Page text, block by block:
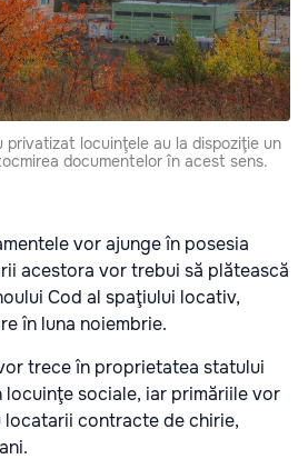
privatizat locuinţele au la dispoziţie un
documentelor în acest sens.
vor ajunge în posesia
acestora vor trebui să plătească
Cod al spaţiului locativ,
în luna noiembrie.
trece în proprietatea statului
sociale, iar primăriile vor
locatarii contracte de chirie,